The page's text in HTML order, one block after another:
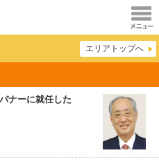
メニュ
ー
エリアトップへ
ナーに就任した